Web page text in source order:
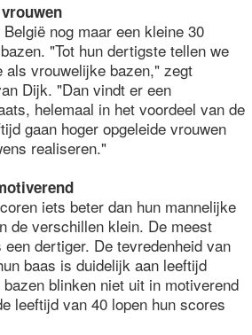
nog maar een kleine 30
"Tot hun dertigste tellen we
als vrouwelijke bazen," zegt
Dijk. "Dan vindt er een
helemaal in het voordeel van de
gaan hoger opgeleide vrouwen
realiseren."
iets beter dan hun mannelijke
de verschillen klein. De meest
dertiger. De tevredenheid van
baas is duidelijk aan leeftijd
blinken niet uit in motiverend
leeftijd van 40 lopen hun scores